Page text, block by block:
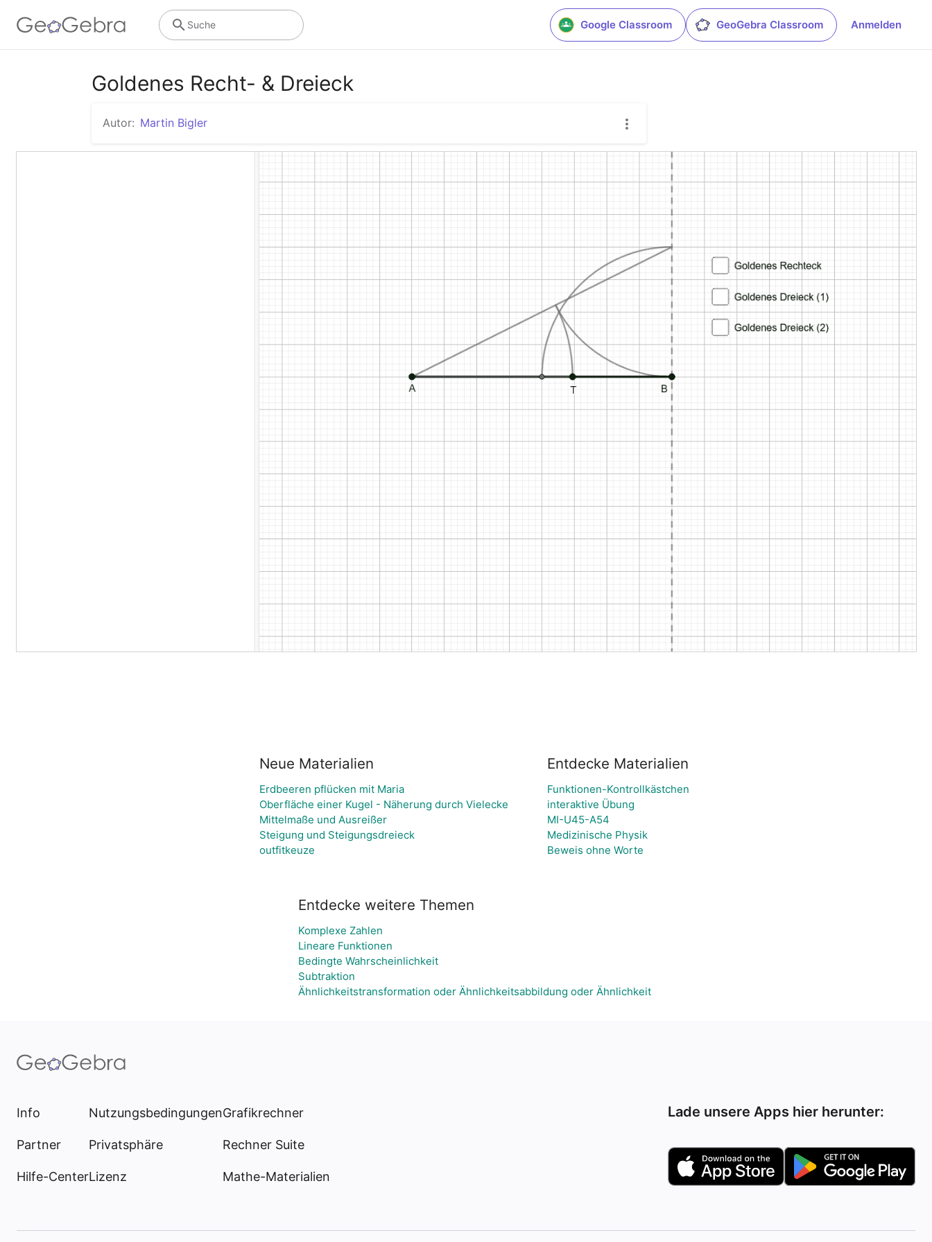
Google Classroom GeoGebra Classroom Anmelden
Suche
Goldenes Recht- & Dreieck
Autor: Martin Bigler
Neue Materialien
Erdbeeren pflücken mit Maria
Oberfläche einer Kugel - Näherung durch Vielecke
Mittelmaße und Ausreißer
Steigung und Steigungsdreieck
outfitkeuze
Entdecke Materialien
Funktionen-Kontrollkästchen
interaktive Übung
MI-U45-A54
Medizinische Physik
Beweis ohne Worte
Entdecke weitere Themen
Komplexe Zahlen
Lineare Funktionen
Bedingte Wahrscheinlichkeit
Subtraktion
Ähnlichkeitstransformation oder Ähnlichkeitsabbildung oder Ähnlichkeit
Info
Partner
Hilfe-Center
Nutzungsbedingungen
Privatsphäre
Lizenz
Grafikrechner
Rechner Suite
Mathe-Materialien
Lade unsere Apps hier herunter: